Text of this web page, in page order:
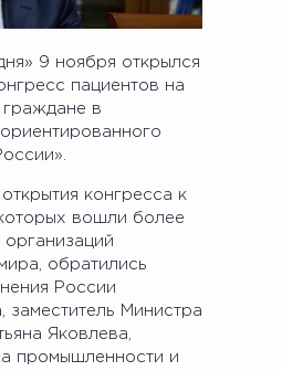
9 ноября открылся
пациентов на
граждане в
конгресса к
вошли более
обратились
России
заместитель Министра
Яковлева,
промышленности и